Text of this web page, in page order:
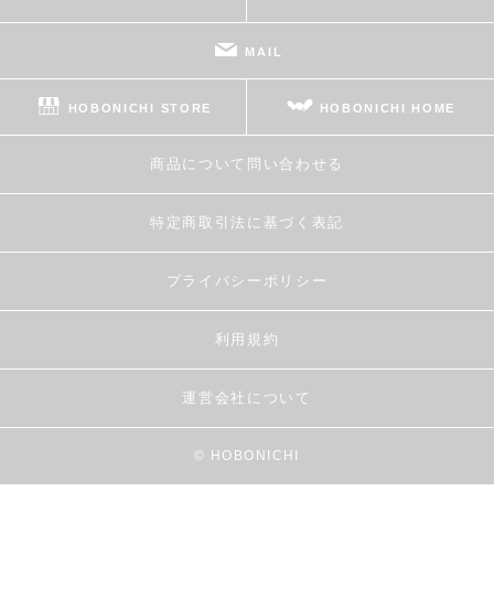
MAIL
HOBONICHI STORE HOBONICHI HOME
商品について問い合わせる
特定商取引法に基づく表記
プライバシーポリシー
利用規約
運営会社について
© HOBONICHI